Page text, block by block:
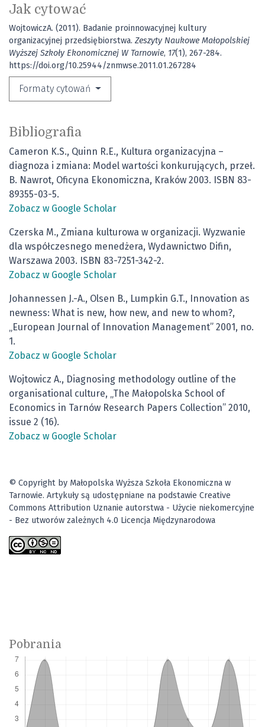
Jak cytować
WojtowiczA. (2011). Badanie proinnowacyjnej kultury
organizacyjnej przedsiębiorstwa. Zeszyty Naukowe Małopolskiej
Wyższej Szkoły Ekonomicznej W Tarnowie, 17(1), 267-284.
https://doi.org/10.25944/znmwse.2011.01.267284
Formaty cytowań
Bibliografia
Cameron K.S., Quinn R.E., Kultura organizacyjna –
diagnoza i zmiana: Model wartości konkurujących, przeł.
B. Nawrot, Oficyna Ekonomiczna, Kraków 2003. ISBN 83-
89355-03-5.
Zobacz w Google Scholar
Czerska M., Zmiana kulturowa w organizacji. Wyzwanie
dla współczesnego menedżera, Wydawnictwo Difin,
Warszawa 2003. ISBN 83-7251-342-2.
Zobacz w Google Scholar
Johannessen J.-A., Olsen B., Lumpkin G.T., Innovation as
newness: What is new, how new, and new to whom?,
„European Journal of Innovation Management” 2001, no.
1.
Zobacz w Google Scholar
Wojtowicz A., Diagnosing methodology outline of the
organisational culture, „The Małopolska School of
Economics in Tarnów Research Papers Collection” 2010,
issue 2 (16).
Zobacz w Google Scholar
© Copyright by Małopolska Wyższa Szkoła Ekonomiczna w
Tarnowie. Artykuły są udostępniane na podstawie Creative
Commons Attribution Uznanie autorstwa - Użycie niekomercyjne
- Bez utworów zależnych 4.0 Licencja Międzynarodowa
Pobrania